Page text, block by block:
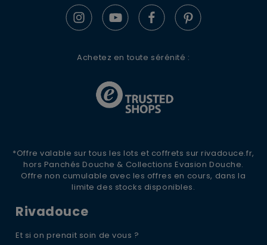
S'ABONNER
Achetez en toute sérénité :
*Offre valable sur tous les lots et coffrets sur rivadouce.fr,
hors Panchés Douche & Collections Evasion Douche.
Offre non cumulable avec les offres en cours, dans la
limite des stocks disponibles.
Rivadouce
Et si on prenait soin de vous ?